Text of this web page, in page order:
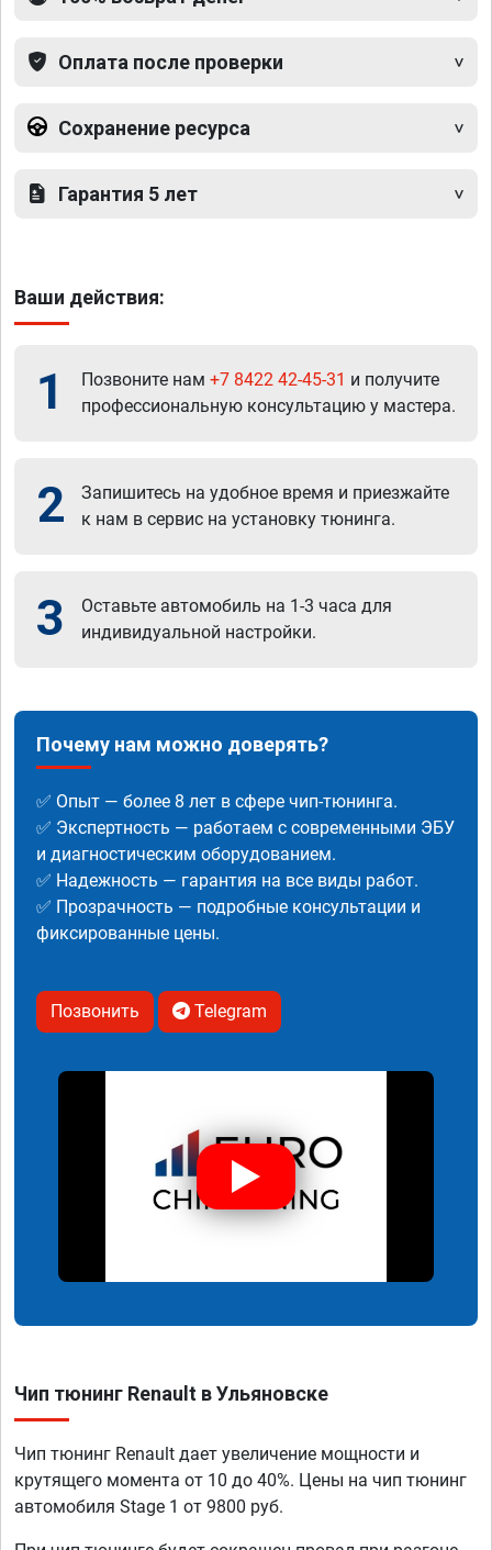
Оплата после проверки
Сохранение ресурса
Гарантия 5 лет
Ваши действия:
1 Позвоните нам +7 8422 42-45-31 и получите
профессиональную консультацию у мастера.
2
Запишитесь на удобное время и приезжайте
к нам в сервис на установку тюнинга.
3
Оставьте автомобиль на 1-3 часа для
индивидуальной настройки.
Почему нам можно доверять?
✅ Опыт — более 8 лет в сфере чип-тюнинга.
✅ Экспертность — работаем с современными ЭБУ
и диагностическим оборудованием.
✅ Надежность — гарантия на все виды работ.
✅ Прозрачность — подробные консультации и
фиксированные цены.
Позвонить Telegram
Чип тюнинг Renault в Ульяновске
Чип тюнинг Renault дает увеличение мощности и
крутящего момента от 10 до 40%. Цены на чип тюнинг
автомобиля Stage 1 от 9800 руб.